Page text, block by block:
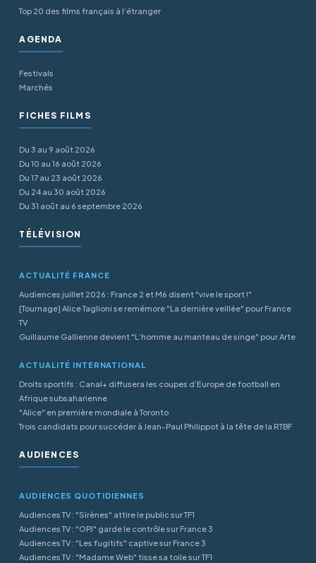
Top 20 des films français à l’étranger
AGENDA
Festivals
Marchés
FICHES FILMS
Du 3 au 9 août 2026
Du 10 au 16 août 2026
Du 17 au 23 août 2026
Du 24 au 30 août 2026
Du 31 août au 6 septembre 2026
TÉLÉVISION
ACTUALITÉ FRANCE
Audiences juillet 2026 : France 2 et M6 disent "vive le sport !"
[Tournage] Alice Taglioni se remémore "La dernière veillée" pour France
TV
Guillaume Gallienne devient "L’homme au manteau de singe" pour Arte
ACTUALITÉ INTERNATIONAL
Droits sportifs : Canal+ diffusera les coupes d’Europe de football en
Afrique subsaharienne
"Alice" en première mondiale à Toronto
Trois candidats pour succéder à Jean-Paul Philippot à la tête de la RTBF
AUDIENCES
AUDIENCES QUOTIDIENNES
Audiences TV : "Sirènes" attire le public sur TF1
Audiences TV : "OPJ" garde le contrôle sur France 3
Audiences TV : "Les fugitifs" captive sur France 3
Audiences TV : "Madame Web" tisse sa toile sur TF1